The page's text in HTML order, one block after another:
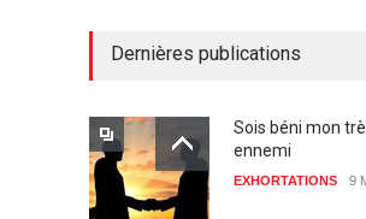
Dernières publications
Sois béni mon
ennemi
EXHORTATIONS 9